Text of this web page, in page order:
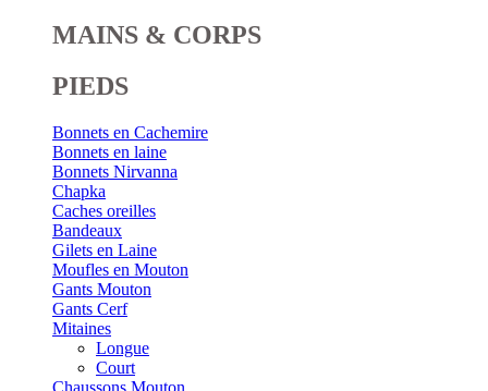
MAINS & CORPS
PIEDS
Bonnets en Cachemire
Bonnets en laine
Bonnets Nirvanna
Chapka
Caches oreilles
Bandeaux
Gilets en Laine
Moufles en Mouton
Gants Mouton
Gants Cerf
Mitaines
Longue
Court